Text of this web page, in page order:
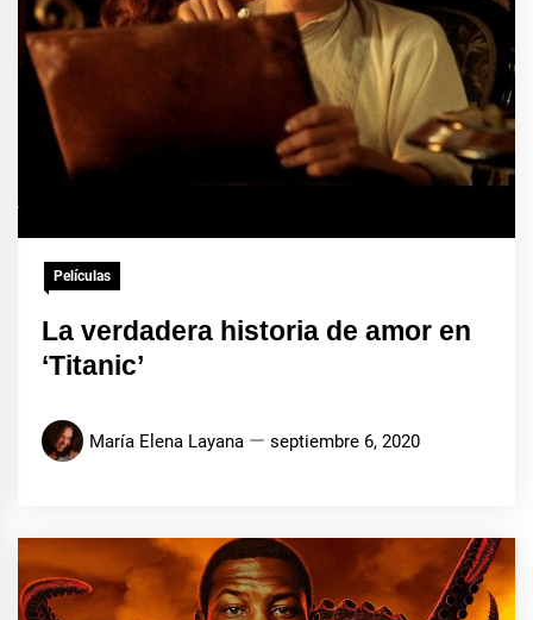
Películas
La verdadera historia de amor en
‘Titanic’
María Elena Layana septiembre 6, 2020